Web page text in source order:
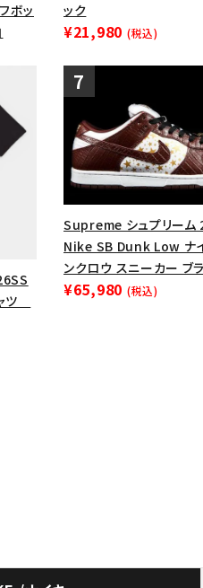
ボッ
ック
¥21,980 (税込)
ツ
Supreme シュプリーム
Nike SB Dunk Low ナ
ンクロウ スニーカー ブ
¥65,980 (税込)